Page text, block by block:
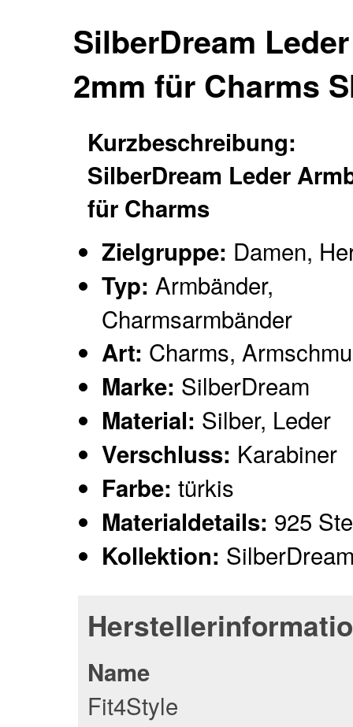
SilberDream
2mm für Charms
Kurzbeschreibung:
SilberDream Leder
für Charms
Zielgruppe: Damen,
Typ: Armbänder,
Charmsarmbänder
Art: Charms,
Marke: SilberDream
Material: Silber, Leder
Verschluss: Karabiner
Farbe: türkis
Materialdetails: 925
Kollektion:
Name
Fit4Style